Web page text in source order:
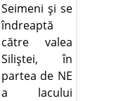
Seimeni şi se
îndreaptă
către valea
Siliştei, în
partea de NE
a lacului